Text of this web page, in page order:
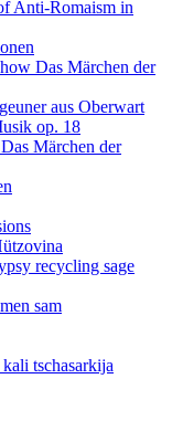
Anti-Romaism in
Das Märchen der
aus Oberwart
op. 18
Märchen der
recycling sage
sam
tschasarkija